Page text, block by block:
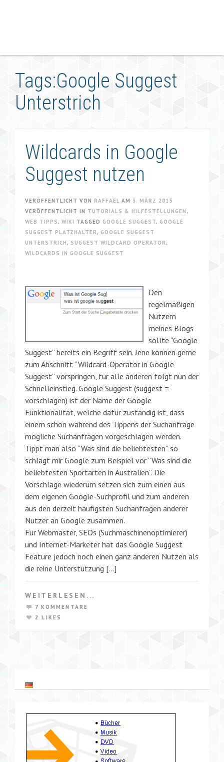
Tags:Google Suggest
Unterstrich
Wildcards in Google
Suggest nutzen
VERÖFFENTLICHT VON RAFFAEL AM 3. MÄRZ 2015
VERÖFFENTLICHT IN TUTORIALS & HILFESTELLUNGEN ,
WEB TIPPS , WIKI TAGGED GOOGLE SUGGEST, GOOGLE
SUGGEST PLATZHALTER, GOOGLE SUGGEST
UNTERSTRICH , SUGGEST WILDCARD OPERATOR,
WILDCARDS IN GOOGLE SUGGEST
Den
regelmäßigen
Nutzern
meines Blogs
sollte “Google
Suggest” bereits ein Begriff sein. Jene können gerne
zum Abschnitt “Wildcard-Operator in Google
Suggest” vorspringen, für alle anderen folgt nun der
Schnelleinstieg. Google Suggest (suggest =
vorschlagen) ist der Name der Google
Funktionalität, welche dafür zuständig ist, dass
einem schon während des Tippens der Suchanfrage
mögliche Suchanfragen vorgeschlagen werden.
Tippt man also “Was sind die beliebtesten” so
schlägt mir Google zum Beispiel vor “Was sind die
beliebtesten Sportarten in Australien”. Die
Vorschläge wiederum setzen sich zum einen aus
dem eigenen Google-Suchprofil und zum anderen
aus den derzeit häufigsten Suchanfragen anderer
Nutzer an Google zusammen.
Für Webmaster, SEOs (Suchmaschinenoptimierer)
und Internet-Marketer hat das Google Suggest
Feature jedoch noch einen ganz anderen Nutzen als
die reine Unterstützung […]
WEITERLESEN...
7 KOMMENTARE
2 LIKES